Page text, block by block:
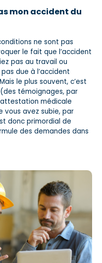
mon accident du
ne sont pas
le fait que l’accident
pas au travail ou
due à l’accident
le plus souvent, c’est
témoignages, par
médicale
vous avez subie, par
donc primordial de
des demandes dans